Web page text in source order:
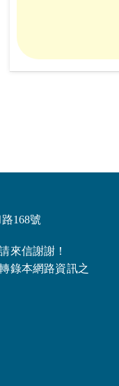
168號
來信謝謝！
錄本網路資訊之